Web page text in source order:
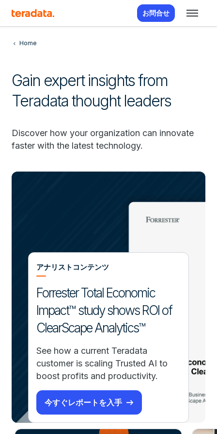
お問合せ
Home
Gain expert insights from
Teradata thought leaders
Discover how your organization can innovate
faster with the latest technology.
アナリストコンテンツ
Forrester Total Economic
Impact™ study shows ROI of
ClearScape Analytics™
See how a current Teradata
customer is scaling Trusted AI to
boost profits and productivity.
今すぐレポートを入手